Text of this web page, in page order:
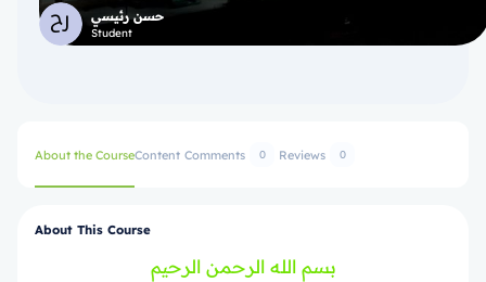
حسن رئيسي
Student
About the CourseContent Comments 0 Reviews 0
About This Course
بسم الله الرحمن الرحيم